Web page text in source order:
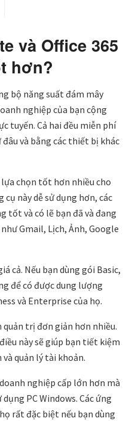
và Office 365
hơn?
bộ năng suất đám mây
nghiệp của bạn cộng
tuyến. Cả hai đều miễn phí
và bằng các thiết bị khác
lựa chọn tốt hơn nhiều cho
cụ này dễ sử dụng hơn, các
tốt và có lẽ bạn đã và đang
Gmail, Lịch, Ảnh, Google
cả. Nếu bạn dùng gói Basic,
để có được dung lượng
và Enterprise của họ.
quản trị đơn giản hơn nhiều.
này sẽ giúp bạn tiết kiệm
quản lý tài khoản.
nghiệp cấp lớn hơn mà
PC Windows. Các ứng
rất đặc biệt nếu bạn dùng